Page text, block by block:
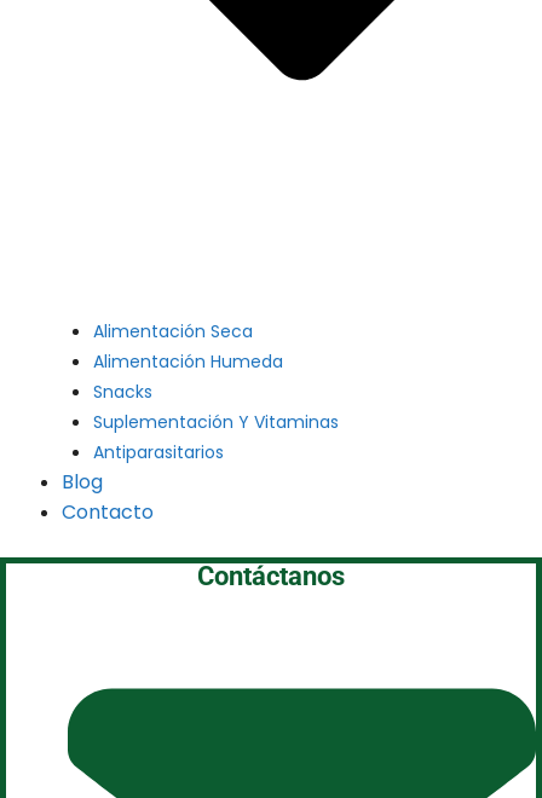
Alimentación Seca
Alimentación Humeda
Snacks
Suplementación Y Vitaminas
Antiparasitarios
Blog
Contacto
Contáctanos